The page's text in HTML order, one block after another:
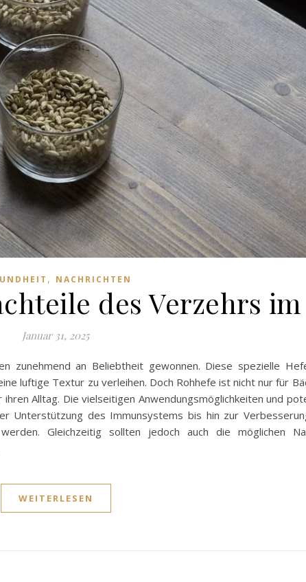
, NACHRICHTEN
des Verzehrs
Januar 31, 2025
zunehmend an Beliebtheit gewonnen. Diese spezielle
luftige Textur zu verleihen. Doch Rohhefe ist nicht nur für
Alltag. Die vielseitigen Anwendungsmöglichkeiten und
Unterstützung des Immunsystems bis hin zur
Gleichzeitig sollten jedoch auch die möglichen
WEITERLESEN